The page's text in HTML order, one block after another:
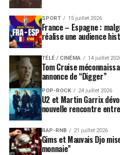
SPORT 15 juillet 2026
France – Espagne :
réalise une audience
TÉLÉ / CINÉMA 14 juillet
Tom Cruise
annonce de “Digger”
POP-ROCK 24 juillet 2026
U2 et Martin Garrix
nouvelle rencontre
RAP-RNB 21 juillet 2026
Gims et Mauvais Djo
monnaie”